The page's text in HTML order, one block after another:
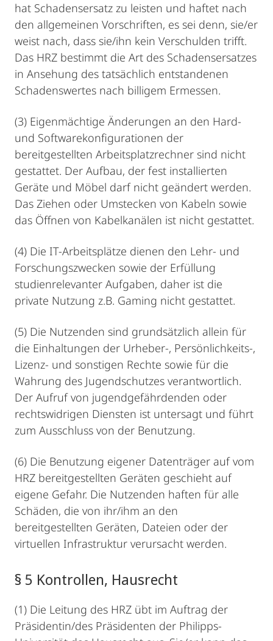
hat Schadensersatz zu leisten und haftet nach
den allgemeinen Vorschriften, es sei denn, sie/er
weist nach, dass sie/ihn kein Verschulden trifft.
Das HRZ bestimmt die Art des Schadensersatzes
in Ansehung des tatsächlich entstandenen
Schadenswertes nach billigem Ermessen.
(3) Eigenmächtige Änderungen an den Hard-
und Softwarekonfigurationen der
bereitgestellten Arbeitsplatzrechner sind nicht
gestattet. Der Aufbau, der fest installierten
Geräte und Möbel darf nicht geändert werden.
Das Ziehen oder Umstecken von Kabeln sowie
das Öffnen von Kabelkanälen ist nicht gestattet.
(4) Die IT-Arbeitsplätze dienen den Lehr- und
Forschungszwecken sowie der Erfüllung
studienrelevanter Aufgaben, daher ist die
private Nutzung z.B. Gaming nicht gestattet.
(5) Die Nutzenden sind grundsätzlich allein für
die Einhaltungen der Urheber-, Persönlichkeits-,
Lizenz- und sonstigen Rechte sowie für die
Wahrung des Jugendschutzes verantwortlich.
Der Aufruf von jugendgefährdenden oder
rechtswidrigen Diensten ist untersagt und führt
zum Ausschluss von der Benutzung.
(6) Die Benutzung eigener Datenträger auf vom
HRZ bereitgestellten Geräten geschieht auf
eigene Gefahr. Die Nutzenden haften für alle
Schäden, die von ihr/ihm an den
bereitgestellten Geräten, Dateien oder der
virtuellen Infrastruktur verursacht werden.
§ 5 Kontrollen, Hausrecht
(1) Die Leitung des HRZ übt im Auftrag der
Präsidentin/des Präsidenten der Philipps-